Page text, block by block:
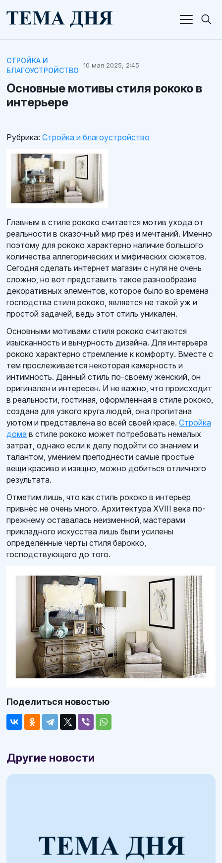
СТРОЙКА И
БЛАГОУСТРОЙСТВО
10 мая 2025, 2:45
Основные мотивы стиля рококо в
интерьере
Рубрика: Стройка и благоустройство
Главным в стиле рококо считается мотив ухода от
реальности в сказочный мир грёз и мечтаний. Именно
поэтому для рококо характерно наличие большого
количества аллегорических и мифических сюжетов.
Сегодня сделать интернет магазин с нуля не очень
сложно, но вот представить такое разнообразие
декоративных элементов, которое было во времена
господства стиля рококо, является не такой уж и
простой задачей, ведь этот стиль уникален.
Основными мотивами стиля рококо считаются
изысканность и вычурность дизайна. Для интерьера
рококо характерно стремление к комфорту. Вместе с
тем прослеживается некоторая камерность и
интимность. Данный стиль по-своему женский, он
оригинален и интересен. И не важно, что происходит
в реальности, гостиная, оформленная в стиле рококо,
создана для узкого круга людей, она пропитана
уютом и представлена во всей своей красе. Стройка
дома в стиле рококо может потребовать немалых
затрат, однако если к делу подойти со знанием и
талантом, умением преподнести самые простые
вещи красиво и изящно, можно добиться отличного
результата.
Отметим лишь, что как стиль рококо в интерьер
привнёс не очень много. Архитектура XVIII века по-
прежнему оставалась неизменной, мастерами
прикладного искусства лишь были усилены
определённые черты стиля барокко,
господствующего до того.
Поделиться новостью
Другие новости